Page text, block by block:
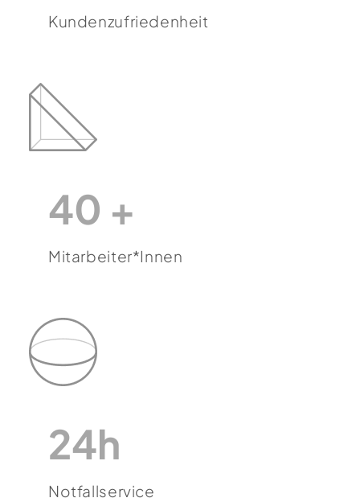
Kundenzufriedenheit
40 +
Mitarbeiter*innen
24h
Notfallservice